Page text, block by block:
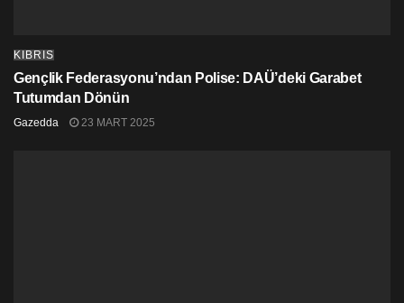
KIBRIS
Gençlik Federasyonu’ndan Polise: DAÜ’deki Garabet
Tutumdan Dönün
Gazedda 23 MART 2025